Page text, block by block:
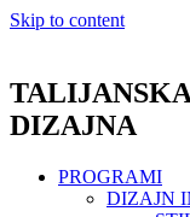
Skip to content
DIZAJNA
PROGRAMI
DIZAJN